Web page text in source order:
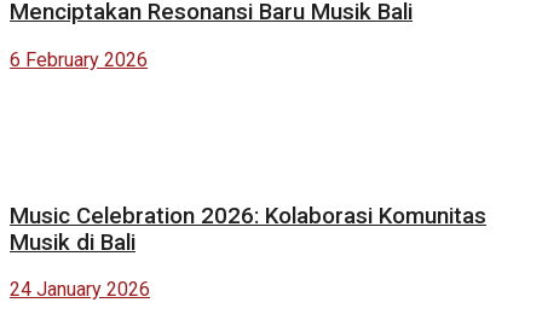
Menciptakan Resonansi Baru Musik Bali
6 February 2026
Music Celebration 2026: Kolaborasi Komunitas
Musik di Bali
24 January 2026